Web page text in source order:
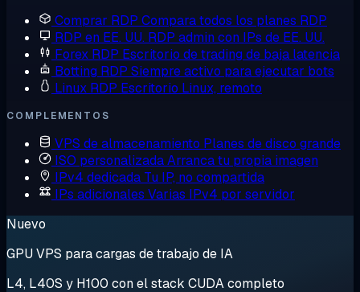
Comprar RDP Compara todos los planes RDP
RDP en EE. UU. RDP admin con IPs de EE. UU.
Forex RDP Escritorio de trading de baja latencia
Botting RDP Siempre activo para ejecutar bots
Linux RDP Escritorio Linux, remoto
COMPLEMENTOS
VPS de almacenamiento Planes de disco grande
ISO personalizadaArranca tu propia imagen
IPv4 dedicada Tu IP, no compartida
IPs adicionales Varias IPv4 por servidor
Nuevo
GPU VPS para cargas de trabajo de IA
L4, L40S y H100 con el stack CUDA completo